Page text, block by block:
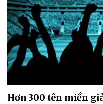
Hơn 300 tên miền